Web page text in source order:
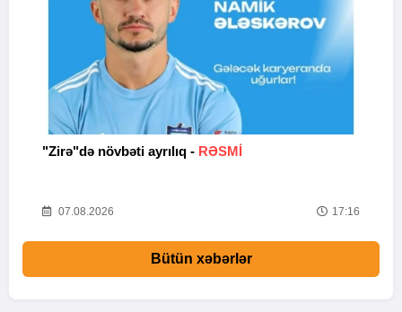
"Zirə"də növbəti ayrılıq - RƏSMİ
07.08.2026 17:16
Bütün xəbərlər